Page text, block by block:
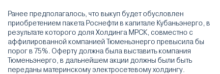
Ранее предполагалось, что выкуп будет обусловлен
приобретением пакета Роснефти в капитале Кубаньэнерго, в
результате которого доля Холдинга МРСК, совместно с
аффилированной компанией Тюменьэнерго превысила бы
порог в 75%. Оферту должна была выставить компания
Тюменьэнерго, в дальнейшем акции должны были быть
переданы материнскому электросетевому холдингу.